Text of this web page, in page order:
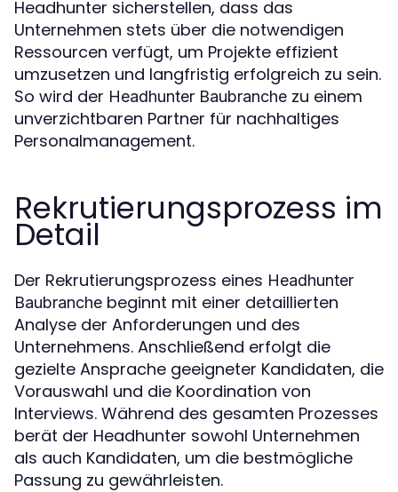
Headhunter sicherstellen, dass das
Unternehmen stets über die notwendigen
Ressourcen verfügt, um Projekte effizient
umzusetzen und langfristig erfolgreich zu sein.
So wird der Headhunter Baubranche zu einem
unverzichtbaren Partner für nachhaltiges
Personalmanagement.
Rekrutierungsprozess im
Detail
Der Rekrutierungsprozess eines Headhunter
Baubranche beginnt mit einer detaillierten
Analyse der Anforderungen und des
Unternehmens. Anschließend erfolgt die
gezielte Ansprache geeigneter Kandidaten, die
Vorauswahl und die Koordination von
Interviews. Während des gesamten Prozesses
berät der Headhunter sowohl Unternehmen
als auch Kandidaten, um die bestmögliche
Passung zu gewährleisten.